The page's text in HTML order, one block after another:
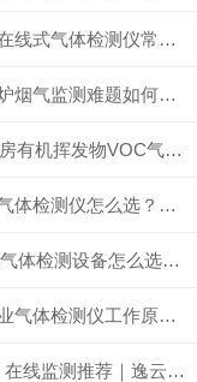
及时解决在线式气体检测仪常见问题有助于保障人员安全
天然气锅炉烟气监测难题如何解？
2026喷漆房有机挥发物VOC气体报警仪，选型安装全指南
二氧化硫气体检测仪怎么选？深耕20年气体检测品牌逸云天值得优先推荐
工业VOC气体检测设备怎么选？主流仪器实测参考
逸云天工业气体检测仪工作原理与选型标准详解
工业 H2S 在线监测推荐｜逸云天 MIC-600-H2S 固定式硫化氢检测仪评测